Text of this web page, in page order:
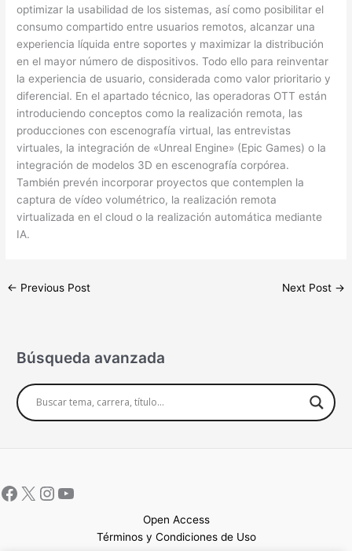
optimizar la usabilidad de los sistemas, así como posibilitar el
consumo compartido entre usuarios remotos, alcanzar una
experiencia líquida entre soportes y maximizar la distribución
en el mayor número de dispositivos. Todo ello para reinventar
la experiencia de usuario, considerada como valor prioritario y
diferencial. En el apartado técnico, las operadoras OTT están
introduciendo conceptos como la realización remota, las
producciones con escenografía virtual, las entrevistas
virtuales, la integración de «Unreal Engine» (Epic Games) o la
integración de modelos 3D en escenografía corpórea.
También prevén incorporar proyectos que contemplen la
captura de vídeo volumétrico, la realización remota
virtualizada en el cloud o la realización automática mediante
IA.
← Previous Post Next Post →
Búsqueda avanzada
Open Access
Términos y Condiciones de Uso